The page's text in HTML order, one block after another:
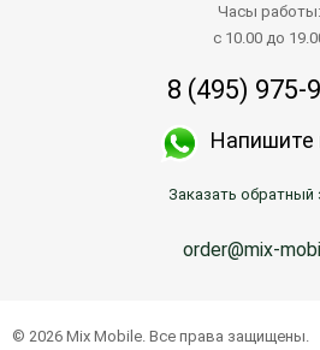
Часы работы:
с 10.00 до
8 (495) 975-
Напишите
Заказать обратный
order@mix-
© 2026 Mix Mobile. Все права защищены.